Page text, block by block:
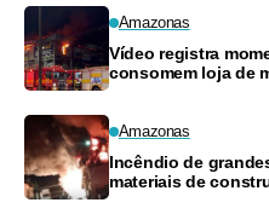
Amazonas
Vídeo registra
consomem loja de
Amazonas
Incêndio de
materiais de